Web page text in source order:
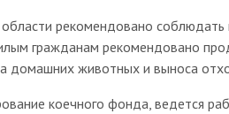
рекомендовано соблюдать
гражданам рекомендовано
домашних животных и выноса
коечного фонда, ведется